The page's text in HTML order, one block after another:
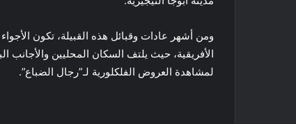
ومن أشهر عادات وقبائل هذه القبيلة، تكون
الأفريقية، حيث يلتف السكان المحليين
لمشاهدة العروض الفلكلورية لـ”رجال الضباع”.